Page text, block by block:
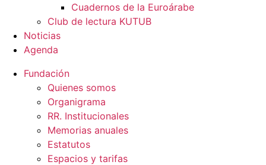
Cuadernos de la Euroárabe
Club de lectura KUTUB
Noticias
Agenda
Fundación
Quienes somos
Organigrama
RR. Institucionales
Memorias anuales
Estatutos
Espacios y tarifas